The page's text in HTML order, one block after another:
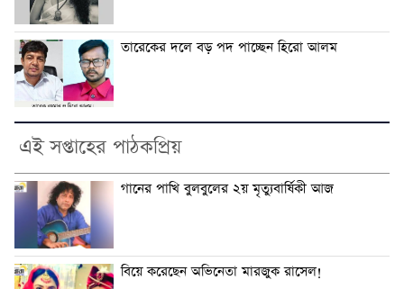
তারেকের দলে বড় পদ পাচ্ছেন হিরো আলম
এই সপ্তাহের পাঠকপ্রিয়
গানের পাখি বুলবুলের ২য় মৃত্যুবার্ষিকী আজ
বিয়ে করেছেন অভিনেতা মারজুক রাসেল!